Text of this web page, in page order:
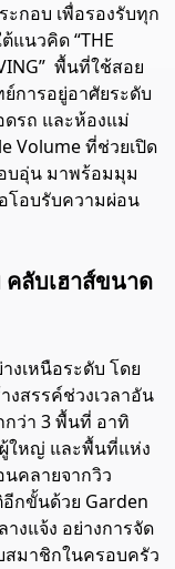
กอบ เพื่อรองรับทุก
แนวคิด “THE
พื้นที่ใช้สอย
ย์การอยู่อาศัยระดับ
ดรถ และห้องแม่
Volume ที่ช่วยเปิด
บอุ่น มาพร้อมมุม
โอบรับความผ่อน
ลับเฮาส์ขนาด
งเหนือระดับ โดย
สรรค์ช่วงเวลาอัน
ว่า 3 พื้นที่ อาทิ
ใหญ่ และพื้นที่แห่ง
นคลายจากวิว
กขั้นด้วย Garden
งแจ้ง อย่างการจัด
สมาชิกในครอบครัว